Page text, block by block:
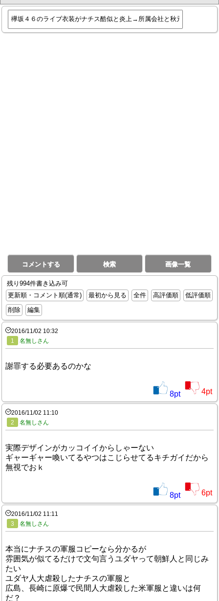
コメントする 検索 画像一覧
残り994件書き込み可
更新順・コメント順(通常)
最初から見る 全件 高評価順
低評価順
削除
編集
2016/11/02 10:32
1
名無しさん
謝罪する必要あるのかな
8pt 4pt
2016/11/02 11:10
2
名無しさん
実際デザインがカッコイイからしゃーない
ギャーギャー喚いてるやつはこじらせてるキチガイだから
無視でおｋ
8pt 6pt
2016/11/02 11:11
3
名無しさん
本当にナチスの軍服コピーなら分かるが
雰囲気が似てるだけで文句言うユダヤって朝鮮人と同じみ
たい
ユダヤ人大虐殺したナチスの軍服と
広島、長崎に原爆で民間人大虐殺した米軍服と違いは何
だ？